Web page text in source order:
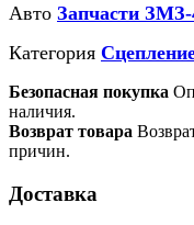
Авто Запчасти
Категория
Безопасная покупка
наличия.
Возврат товара
причин.
Доставка